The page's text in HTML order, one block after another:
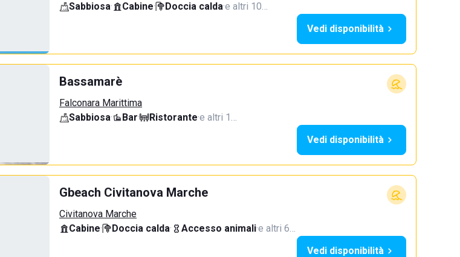
Sabbiosa· Cabine· Doccia calda·e altri 10…
Vedi disponibilità
Bassamarè
Falconara Marittima
Sabbiosa· Bar· Ristorante·e altri 1…
Vedi disponibilità
Gbeach Civitanova Marche
Civitanova Marche
Cabine· Doccia calda· Accesso animali·e altri 6…
Vedi disponibilità